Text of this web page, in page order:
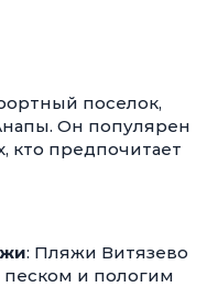
поселок,
Он популярен
кто предпочитает
: Пляжи Витязево
и пологим